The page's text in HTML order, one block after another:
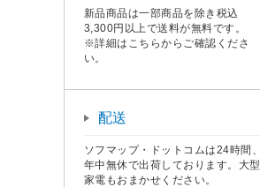
新品商品は一部商品を除き税込
3,300円以上で送料が無料です。
※詳細はこちらからご確認くださ
い。
配送
ソフマップ・ドットコムは24時間、
年中無休で出荷しております。大型
家電もおまかせください。